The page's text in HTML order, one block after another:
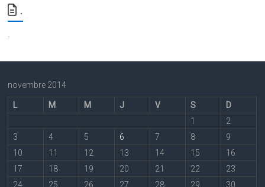
.
.
novembre 2014
L M M J V S
D
1
2
3
4 5 6 7 8
9
10
11 12 13 14 15
16
17
18 19 20 21 22
23
24
25 26 27 28 29 30